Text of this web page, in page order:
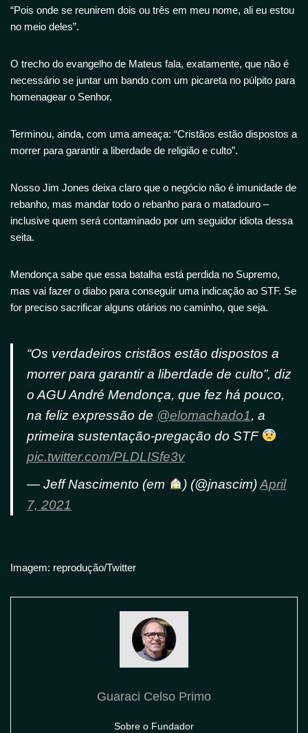
“Pois onde se reunirem dois ou três em meu nome, ali eu estou
no meio deles”.
O trecho do evangelho de Mateus fala, exatamente, que não é
necessário se juntar um bando com um picareta no púlpito para
homenagear o Senhor.
Terminou, ainda, com uma ameaça: “Cristãos estão dispostos a
morrer para garantir a liberdade de religião e culto”.
Nosso Jim Jones deixa claro que o negócio não é imunidade de
rebanho, mas mandar todo o rebanho para o matadouro –
inclusive quem será contaminado por um seguidor idiota dessa
seita.
Mendonça sabe que essa batalha está perdida no Supremo,
mas vai fazer o diabo para conseguir uma indicação ao STF. Se
for preciso sacrificar alguns otários no caminho, que seja.
“Os verdadeiros cristãos estão dispostos a
morrer para garantir a liberdade de culto”, diz
o AGU André Mendonça, que fez há pouco,
na feliz expressão de @elomachado1, a
primeira sustentação-pregação do STF
pic.twitter.com/PLDLISfe3v
— Jeff Nascimento (em
) (@jnascim)April
7, 2021
Imagem: reprodução/Twitter
Guaraci Celso Primo
Sobre o Fundador